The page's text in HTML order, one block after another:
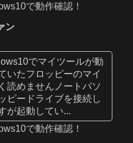
で動作確認！
ン
でマイツールが動
いたフロッピーのマイ
読めませんノートパソ
ピードライブを接続し
が起動してい...
で動作確認！